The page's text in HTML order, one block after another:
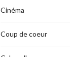
Cinéma
Coup de coeur